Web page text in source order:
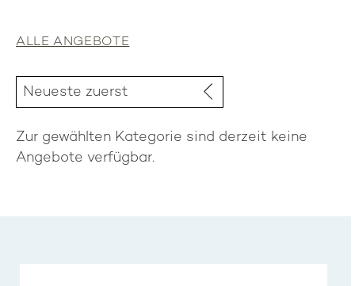
ALLE ANGEBOTE
Zur gewählten Kategorie sind derzeit keine
Angebote verfügbar.